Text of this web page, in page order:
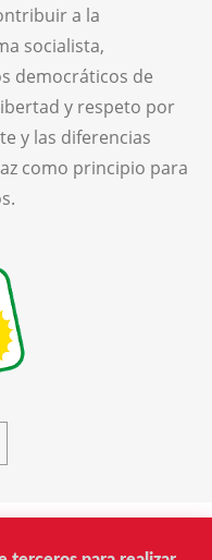
a la
socialista,
democráticos de
y respeto por
y las diferencias
como principio para